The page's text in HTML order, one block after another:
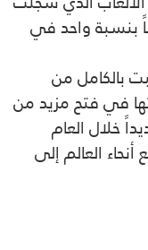
بنسبة واحد في
بالكامل من
في فتح مزيد من
155 متجراً جديداً خلال العام
العالم إلى